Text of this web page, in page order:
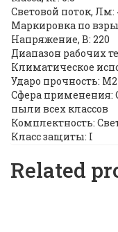
Световой поток, Лм:
Маркировка по
Напряжение, В: 220
Диапазон рабочих
Климатическое
Ударо прочность: М2
Сфера применения:
пыли всех классов
Комплектность:
Класс защиты: I
Related